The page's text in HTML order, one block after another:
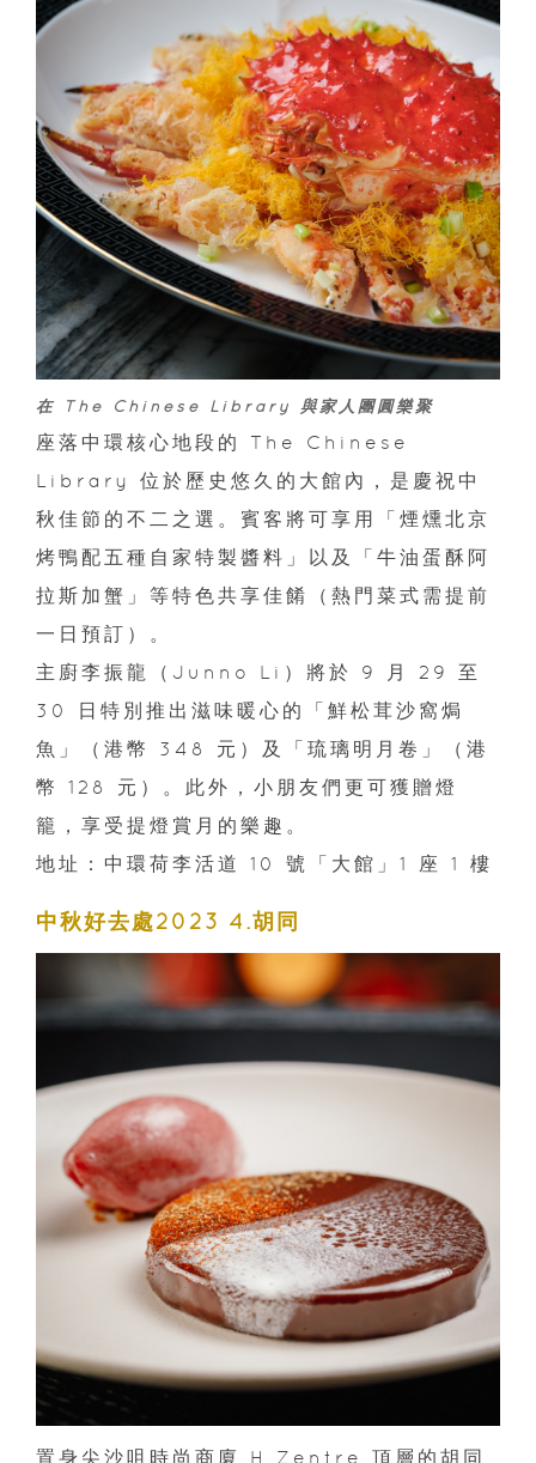
在 The Chinese Library 與家人團圓樂聚
座落中環核心地段的 The Chinese
Library 位於歷史悠久的大館內，是慶祝中
秋佳節的不二之選。賓客將可享用「煙燻北京
烤鴨配五種自家特製醬料」以及「牛油蛋酥阿
拉斯加蟹」等特色共享佳餚（熱門菜式需提前
一日預訂）。
主廚李振龍（Junno Li）將於 9 月 29 至
30 日特別推出滋味暖心的「鮮松茸沙窩焗
魚」（港幣 348 元）及「琉璃明月卷」（港
幣 128 元）。此外，小朋友們更可獲贈燈
籠，享受提燈賞月的樂趣。
地址：中環荷李活道 10 號「大館」1 座 1 樓
中秋好去處2023 4.胡同
置身尖沙咀時尚商廈 H Zentre 頂層的胡同